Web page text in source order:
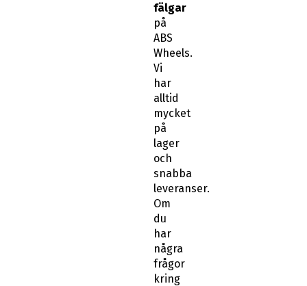
fälgar
på
ABS
Wheels.
Vi
har
alltid
mycket
på
lager
och
snabba
leveranser.
Om
du
har
några
frågor
kring